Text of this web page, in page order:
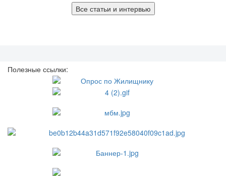
Все статьи и интервью
Полезные ссылки: